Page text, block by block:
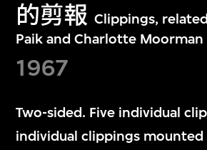
的剪報 Clippings,
Paik and Charlotte Moorman
1967
Two-sided. Five individual
individual clippings